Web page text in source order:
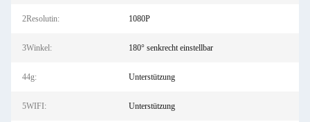
2Resolutin: 1080P
3Winkel: 180° senkrecht einstellbar
44g: Unterstützung
5WIFI: Unterstützung